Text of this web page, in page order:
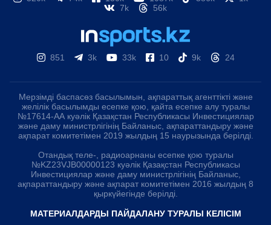
7k
56k
851 3k 33k 10 9k 24
Мерзімді баспасөз басылымын, ақпараттық агенттікті және
желілік басылымды есепке қою, қайта есепке алу туралы
№17614-АА куәлік Қазақстан Республикасы Инвестициялар
және даму министрлігінің Байланыс, ақпараттандыру және
ақпарат комитетімен 2019 жылдың 15 наурызында берілді.
Отандық теле-, радиоарнаны есепке қою туралы
№KZ23VJB00000123 куәлік Қазақстан Республикасы
Инвестициялар және даму министрлігінің Байланыс,
ақпараттандыру және ақпарат комитетімен 2016 жылдың 8
қыркүйегінде берілді.
МАТЕРИАЛДАРДЫ ПАЙДАЛАНУ ТУРАЛЫ КЕЛІСІМ